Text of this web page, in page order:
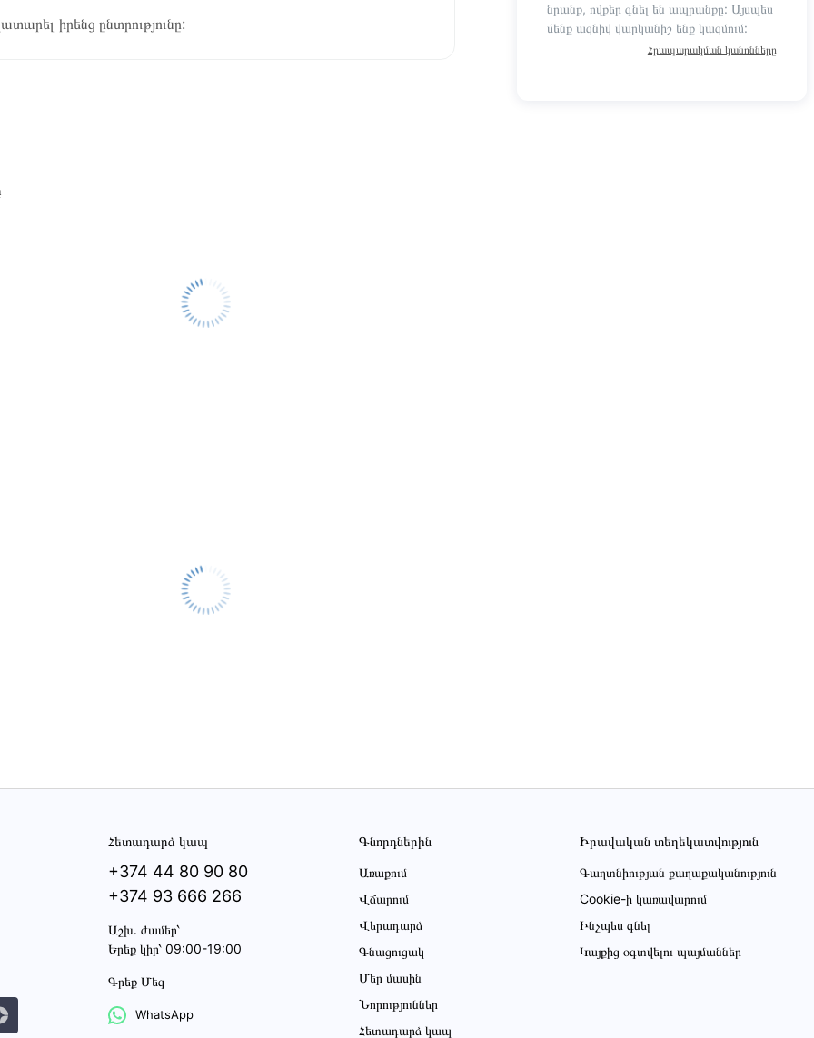
իրենց ընտրությունը:
նրանք, ովքեր գնել են ապրանքը: Այսպես
մենք ազնիվ վարկանիշ ենք կազմում:
Հրապարակման կանոնները
Հետադարձ կապ
+374 44 80 90 80
+374 93 666 266
Աշխ․ ժամեր՝
Երեք կիր՝ 09:00-19:00
Գրեք Մեզ
WhatsApp
Գնորդներին
Առաքում
Վճարում
Վերադարձ
Գնացուցակ
Մեր մասին
Նորություններ
Հետադարձ կապ
Իրավական տեղեկատվություն
Գաղտնիության քաղաքականություն
Cookie-ի կառավարում
Ինչպես գնել
Կայքից օգտվելու պայմաններ